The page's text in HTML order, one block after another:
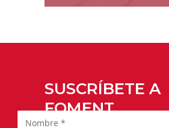
SUSCRÍBETE A
FOMENT